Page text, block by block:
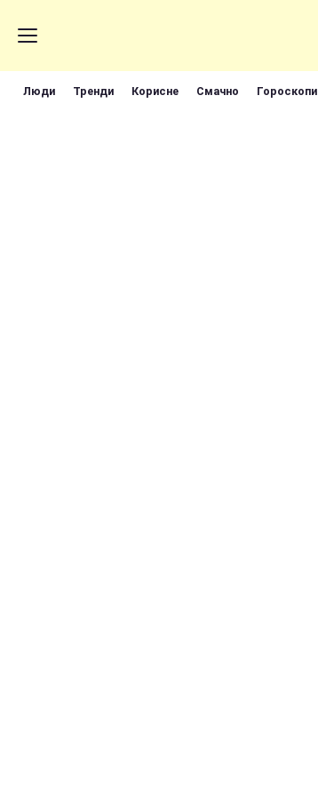
Люди Тренди Корисне Смачно Гороскопи